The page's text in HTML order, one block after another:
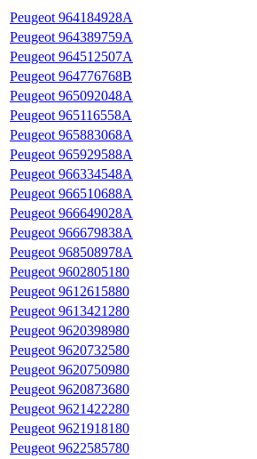
Peugeot 964184928A
Peugeot 964389759A
Peugeot 964512507A
Peugeot 964776768B
Peugeot 965092048A
Peugeot 965116558A
Peugeot 965883068A
Peugeot 965929588A
Peugeot 966334548A
Peugeot 966510688A
Peugeot 966649028A
Peugeot 966679838A
Peugeot 968508978A
Peugeot 9602805180
Peugeot 9612615880
Peugeot 9613421280
Peugeot 9620398980
Peugeot 9620732580
Peugeot 9620750980
Peugeot 9620873680
Peugeot 9621422280
Peugeot 9621918180
Peugeot 9622585780